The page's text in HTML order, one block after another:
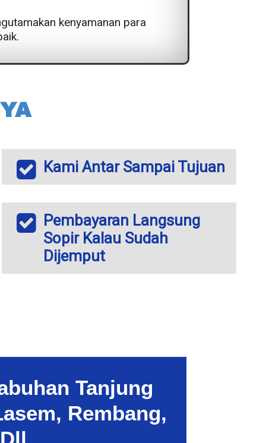
kenyamanan para
Kami Antar Sampai Tujuan
Pembayaran Langsung
Sopir Kalau Sudah
Dijemput
Tanjung
Rembang,